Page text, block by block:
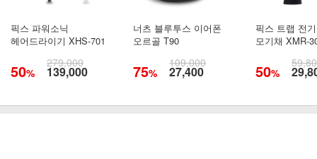
픽스 파워소닉
헤어드라이기 XHS-701
50%
279,000
139,000
너츠 블루투스 이어폰
오르골 T90
75%
109,000
27,400
픽스 트랩 전
모기채 XMR-
50%